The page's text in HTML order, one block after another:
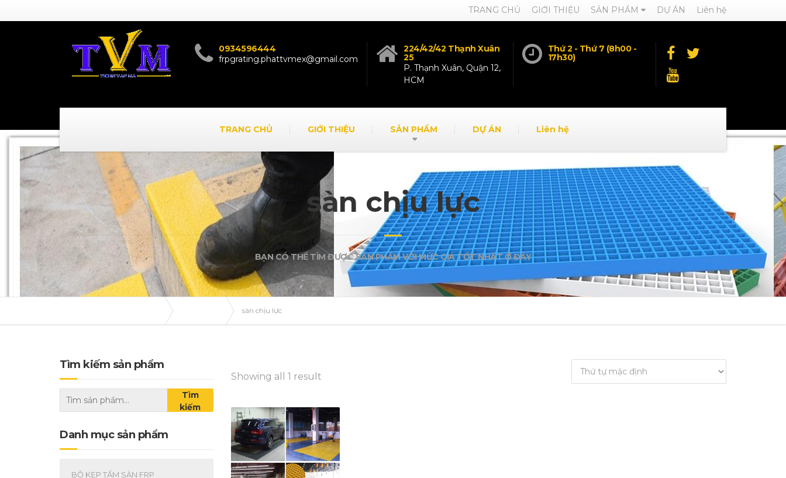
TRANG CHỦ GIỚI THIỆU SẢN PHẨM DỰ ÁN Liên hệ
0934596444
frpgrating.phattvmex@gmail.com
224/42/42 Thạnh Xuân
25
P. Thạnh Xuân, Quận 12,
HCM
Thứ 2 - Thứ 7 (8h00 -
17h30)
TRANG CHỦ GIỚI THIỆU SẢN PHẨM DỰ ÁN Liên hệ
sàn chịu lực
BẠN CÓ THỂ TÌM ĐƯỢC SẢN PHẨM VỚI MỨC GIÁ TỐT NHẤT Ở ĐÂY
sàn chịu lực
Showing all 1 result
Tìm kiếm sản phẩm
Tìm
kiếm
Danh mục sản phẩm
BỘ KẸP TẤM SÀN FRP